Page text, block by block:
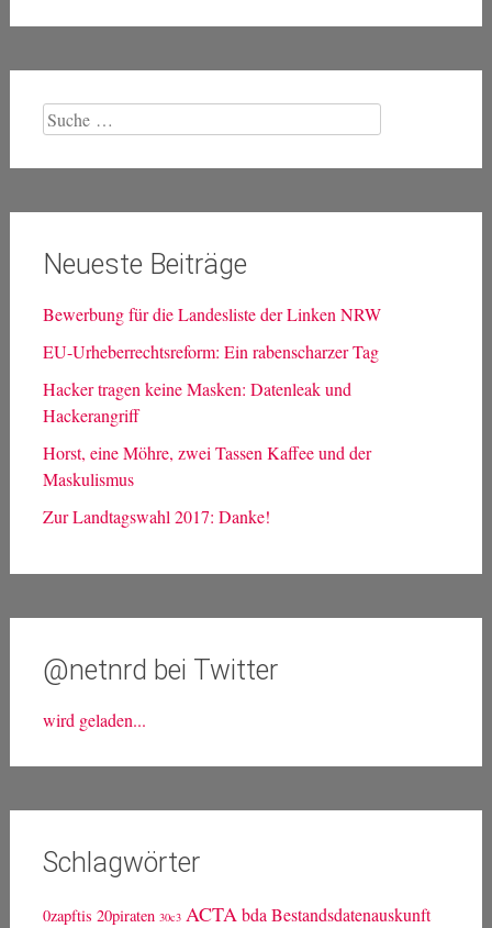
Suche
nach:
Neueste Beiträge
Bewerbung für die Landesliste der Linken NRW
EU-Urheberrechtsreform: Ein rabenscharzer Tag
Hacker tragen keine Masken: Datenleak und
Hackerangriff
Horst, eine Möhre, zwei Tassen Kaffee und der
Maskulismus
Zur Landtagswahl 2017: Danke!
@netnrd bei Twitter
wird geladen...
Schlagwörter
0zapftis 20piraten 30c3 ACTA bda Bestandsdatenauskunft